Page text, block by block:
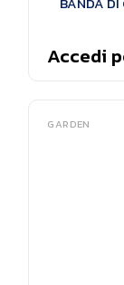
Accedi
GARDEN